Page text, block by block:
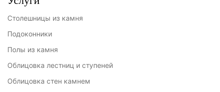
Столешницы из камня
Подоконники
Полы из камня
Облицовка лестниц и ступеней
Облицовка стен камнем